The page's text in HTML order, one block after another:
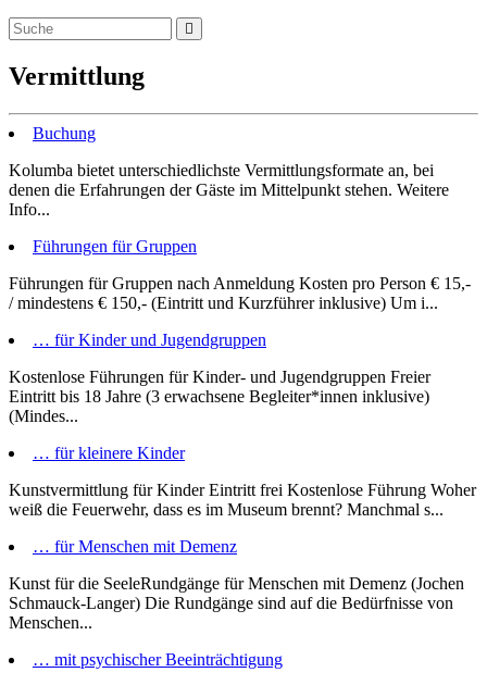
Vermittlung
Buchung
Kolumba bietet unterschiedlichste Vermittlungsformate an, bei
denen die Erfahrungen der Gäste im Mittelpunkt stehen. Weitere
Info...
Führungen für Gruppen
Führungen für Gruppen nach Anmeldung Kosten pro Person € 15,-
/ mindestens € 150,- (Eintritt und Kurzführer inklusive) Um i...
… für Kinder und Jugendgruppen
Kostenlose Führungen für Kinder- und Jugendgruppen Freier
Eintritt bis 18 Jahre (3 erwachsene Begleiter*innen inklusive)
(Mindes...
… für kleinere Kinder
Kunstvermittlung für Kinder Eintritt frei Kostenlose Führung Woher
weiß die Feuerwehr, dass es im Museum brennt? Manchmal s...
… für Menschen mit Demenz
Kunst für die SeeleRundgänge für Menschen mit Demenz (Jochen
Schmauck-Langer) Die Rundgänge sind auf die Bedürfnisse von
Menschen...
… mit psychischer Beeinträchtigung